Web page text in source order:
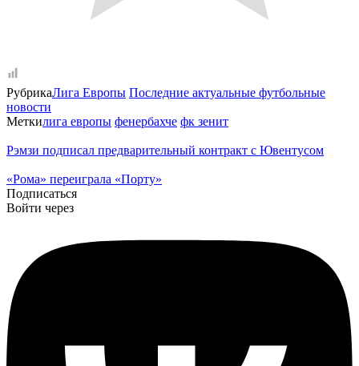
РубрикаЛига Европы Последние актуальные футбольные
новости
Меткилига европы фенербахче фк зенит
Рэмзи подписал предварительный контракт с Ювентусом
«Рома» переиграла «Порту»
Подписаться
Войти через